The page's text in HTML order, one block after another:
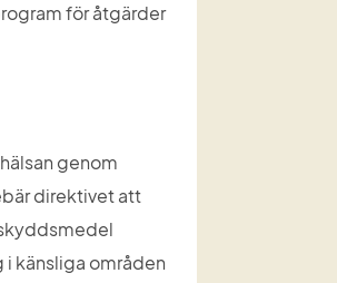
för åtgärder
genom
direktivet att
i känsliga områden